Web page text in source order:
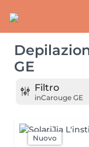
GE
Filtro
inCarouge GE
Nuovo